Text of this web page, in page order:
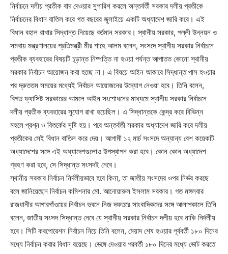
নির্বাচনে দলীয় প্রতীক বাদ দেওয়ার সুপারিশ করলে অন্তর্বর্তী সরকার দলীয় প্রতীকে
নির্বাচনের বিধান বাতিল করে গত বছরের জুলাইয়ে একটি অধ্যাদেশ জারি করে। এই
বিধান বহাল রাখার সিদ্ধান্ত নিয়েছে বর্তমান সরকার। স্থানীয় সরকার, পল্লী উন্নয়ন ও
সমবায় মন্ত্রণালয়ের প্রতিমন্ত্রী মীর শাহে আলম বলেন, সংসদে স্থানীয় সরকার নির্বাচনে
প্রতীক ব্যবহারের বিষয়টি চূড়ান্ত নিষ্পত্তি না হওয়া পর্যন্ত আপাতত কোনো স্থানীয়
সরকার নির্বাচন আয়োজন করা হচ্ছে না। এ বিষয়ে আইন আকারে সিদ্ধান্ত পাস হওয়ার
পর দ্রুততম সময়ের মধ্যেই নির্বাচন আয়োজনের উদ্যোগ নেওয়া হবে। তিনি বলেন,
বিগত ফ্যাসিষ্ট সরকারের আমলে আইন সংশোধনের মাধ্যমে স্থানীয় সরকার নির্বাচনে
দলীয় প্রতীক ব্যবহারের সুযোগ রাখা হয়েছিল। এ সিদ্ধান্তকে কেন্দ্র করে বিভিন্ন
মহলে প্রশ্ন ও বিতর্কের সৃষ্টি হয়। পরে অন্তর্বর্তী সরকার অধ্যাদেশ জারি করে দলীয়
প্রতীকের সেই বিধান বাতিল করে দেয়। আগামী ১২ মার্চ সংসদে অন্যান্য বেশ কয়েকটি
অধ্যাদেশের সঙ্গে এই অধ্যাদেশগুলোও উপস্থাপন করা হবে। কোন কোন অধ্যাদেশ
গ্রহণ করা হবে, সে সিদ্ধান্ত সংসদই নেবে।
স্থানীয় সরকার নির্বাচন নির্দলীয়ভাবে হবে কিনা, তা জাতীয় সংসদের ওপর নির্ভর করছে
বলে জানিয়েছেন নির্বাচন কমিশনার মো. আনোয়ারুল ইসলাম সরকার। গত মঙ্গলবার
রাজধানীর আগারগাঁওয়ের নির্বাচন ভবনে নিজ দফতরে সাংবাদিকদের সঙ্গে আলাপকালে তিনি
বলেন, জাতীয় সংসদ সিদ্ধান্ত নেবে যে স্থানীয় সরকার নির্বাচন দলীয় হবে নাকি নির্দলীয়
হবে। সিটি করপোরেশন নির্বাচন নিয়ে তিনি বলেন, মেয়াদ শেষ হওয়ার পূর্ববর্তী ১৮০ দিনের
মধ্যে নির্বাচন করার বিধান রয়েছে। ভেঙ্গে দেওয়ার পরবর্তী ১৮০ দিনের মধ্যে ভোট করতে